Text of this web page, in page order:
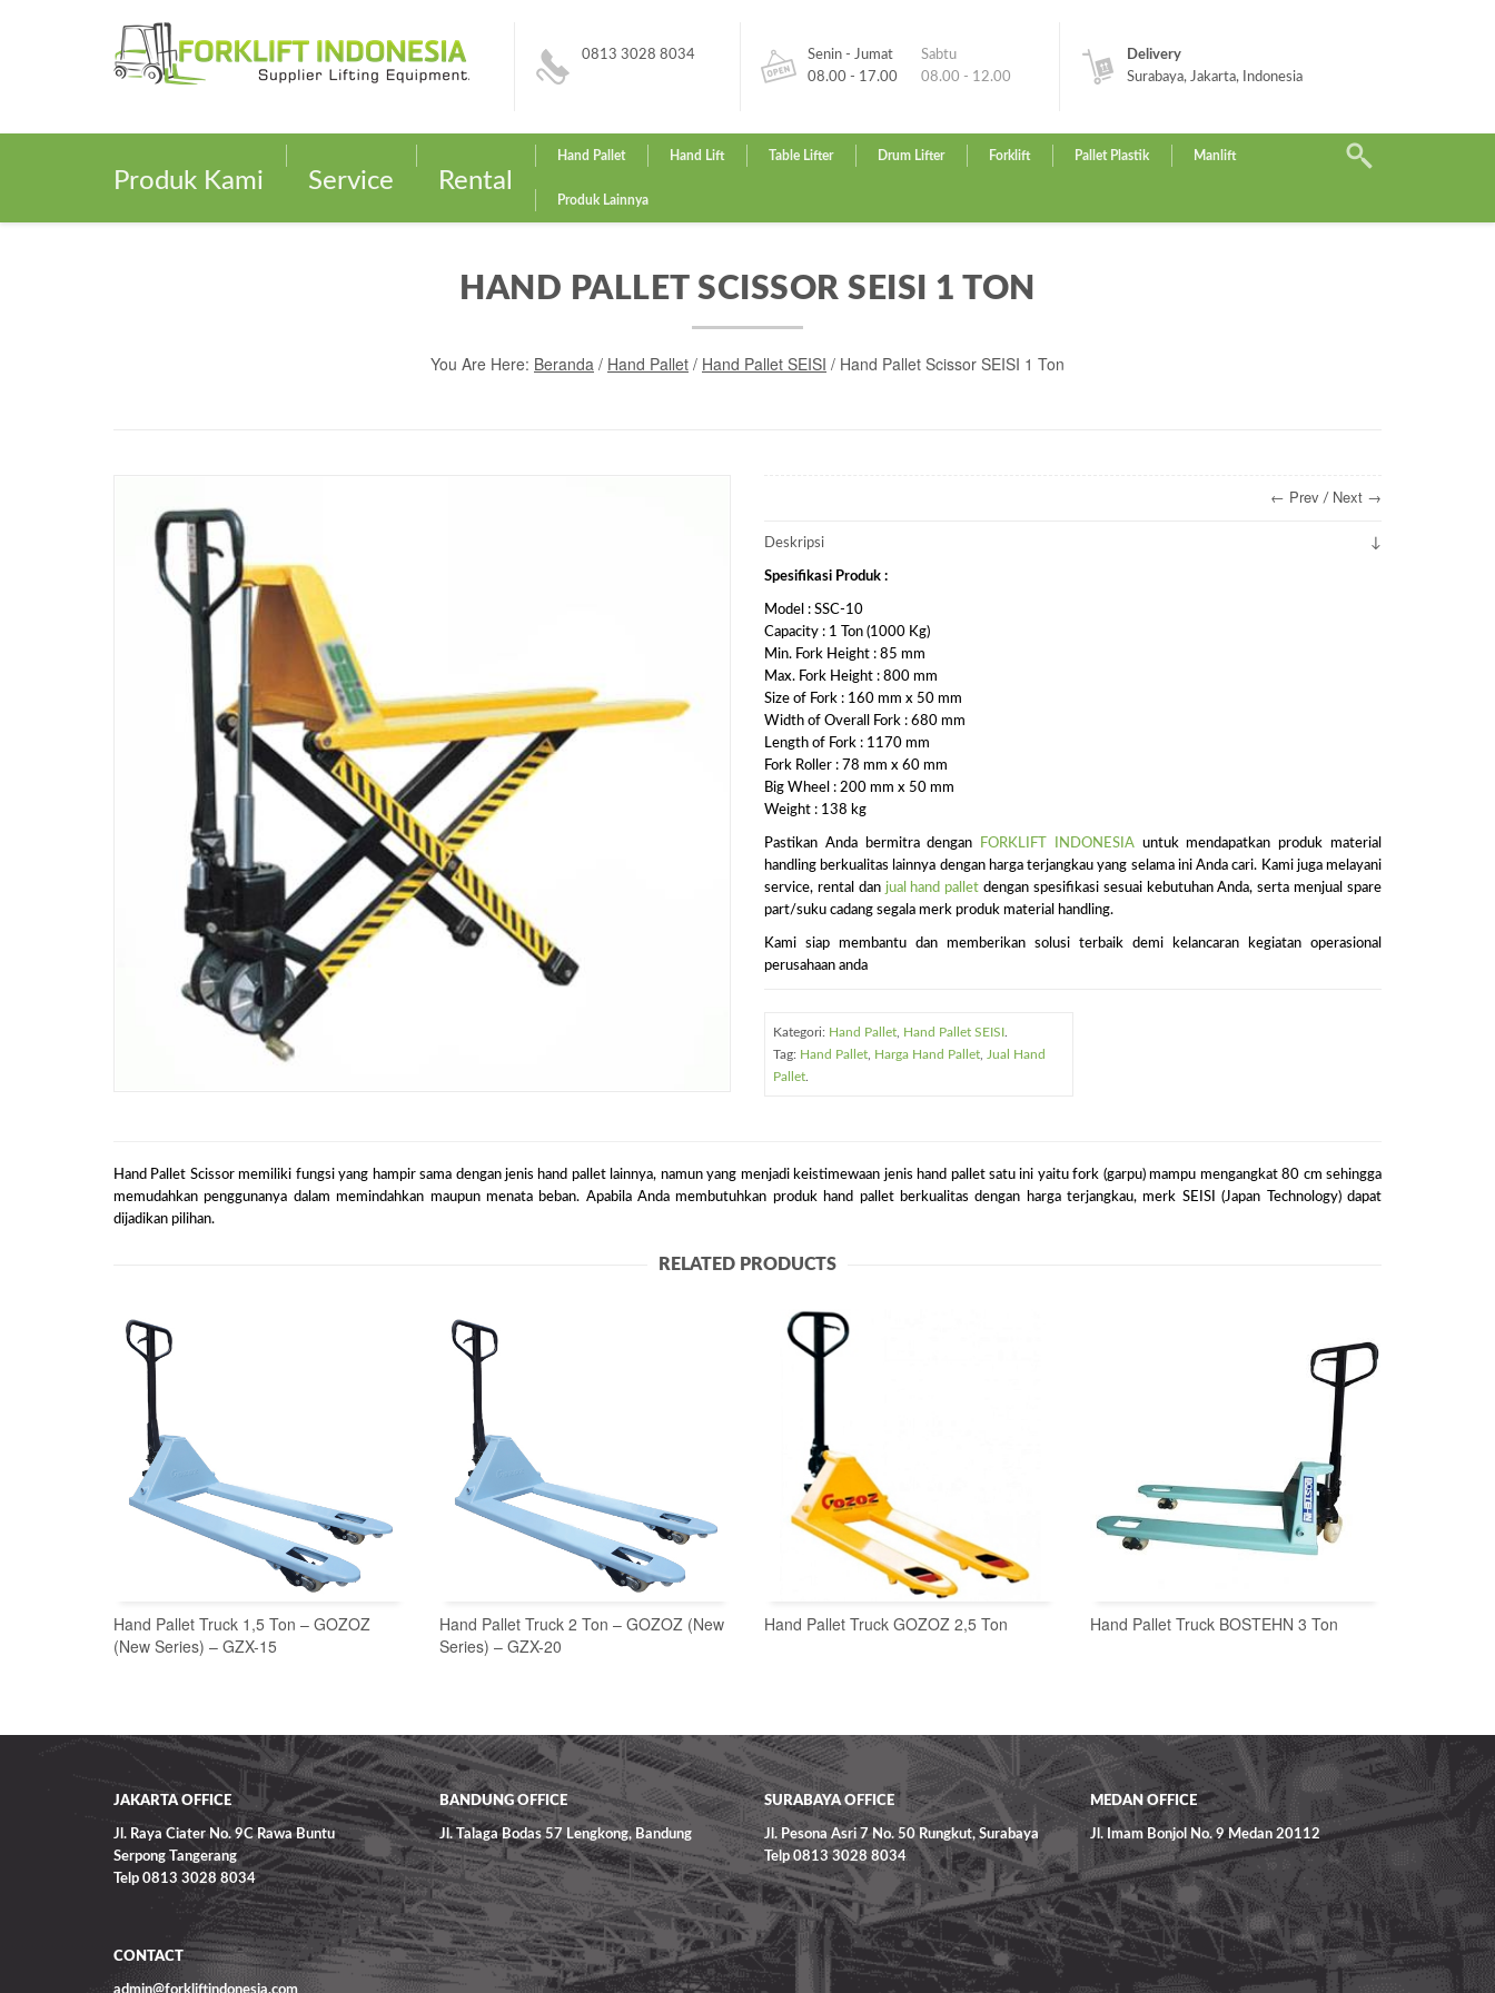
0813 3028 8034
Senin - Jumat
08.00 - 17.00
Sabtu
08.00 - 12.00
Delivery
Surabaya, Jakarta, Indonesia
Produk Kami Service Rental
Hand Pallet Hand Lift Table Lifter Drum Lifter Forklift Pallet Plastik Manlift
Produk Lainnya
HAND PALLET SCISSOR SEISI 1 TON
You Are Here: Beranda / Hand Pallet / Hand Pallet SEISI / Hand Pallet Scissor SEISI 1 Ton
← Prev / Next →
Deskripsi
Spesifikasi Produk :
Model : SSC-10
Capacity : 1 Ton (1000 Kg)
Min. Fork Height : 85 mm
Max. Fork Height : 800 mm
Size of Fork : 160 mm x 50 mm
Width of Overall Fork : 680 mm
Length of Fork : 1170 mm
Fork Roller : 78 mm x 60 mm
Big Wheel : 200 mm x 50 mm
Weight : 138 kg
Pastikan Anda bermitra dengan FORKLIFT INDONESIAuntuk mendapatkan produk material
handling berkualitas lainnya dengan harga terjangkau yang selama ini Anda cari. Kami juga melayani
service, rental dan jual hand pallet dengan spesifikasi sesuai kebutuhan Anda, serta menjual spare
part/suku cadang segala merk produk material handling.
Kami siap membantu dan memberikan solusi terbaik demi kelancaran kegiatan operasional
perusahaan anda
Kategori: Hand Pallet Hand Pallet SEISI
Tag: Hand Pallet Harga Hand Pallet
Jual Hand
Pallet
Hand Pallet Scissor memiliki fungsi yang hampir sama dengan jenis hand pallet lainnya, namun yang menjadi keistimewaan jenis hand pallet satu ini yaitu fork (garpu) mampu mengangkat 80 cm sehingga
memudahkan penggunanya dalam memindahkan maupun menata beban. Apabila Anda membutuhkan produk hand pallet berkualitas dengan harga terjangkau, merk SEISI (Japan Technology) dapat
dijadikan pilihan.
RELATED PRODUCTS
Hand Pallet Truck 1,5 Ton – GOZOZ
(New Series) – GZX-15
Hand Pallet Truck 2 Ton – GOZOZ (New
Series) – GZX-20
Hand Pallet Truck GOZOZ 2,5 Ton Hand Pallet Truck BOSTEHN 3 Ton
JAKARTA OFFICE
Jl. Raya Ciater No. 9C Rawa Buntu
Serpong Tangerang
Telp 0813 3028 8034
BANDUNG OFFICE
Jl. Talaga Bodas 57 Lengkong, Bandung
SURABAYA OFFICE
Jl. Pesona Asri 7 No. 50 Rungkut, Surabaya
Telp 0813 3028 8034
MEDAN OFFICE
Jl. Imam Bonjol No. 9 Medan 20112
CONTACT
admin@forkliftindonesia.com